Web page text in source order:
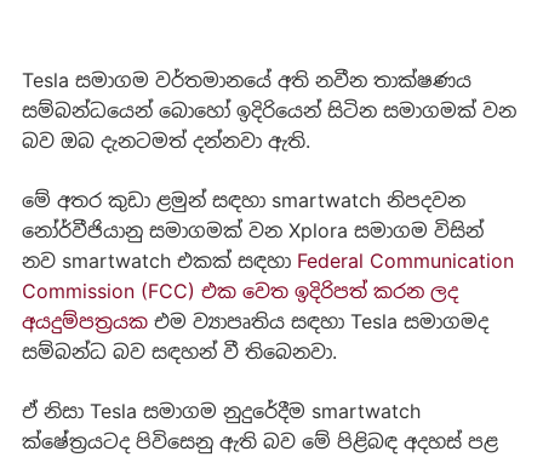
Tesla සමාගම වර්තමානයේ අති නවීන තාක්ෂණය
සම්බන්ධයෙන් බොහෝ ඉදිරියෙන් සිටින සමාගමක් වන
බව ඔබ දැනටමත් දන්නවා ඇති.
මේ අතර කුඩා ළමුන් සඳහා smartwatch නිපදවන
නෝර්වීජියානු සමාගමක් වන Xplora සමාගම විසින්
නව smartwatch එකක් සඳහා Federal Communication
Commission (FCC) එක වෙත ඉදිරිපත් කරන ලද
අයදුම්පත්‍රයකඑම ව්‍යාපෘතිය සඳහා Tesla සමාගමද
සම්බන්ධ බව සඳහන් වී තිබෙනවා.
ඒ නිසා Tesla සමාගම නුදුරේදීම smartwatch
ක්ෂේත්‍රයටද පිවිසෙනු ඇති බව මේ පිළිබඳ අදහස් පළ